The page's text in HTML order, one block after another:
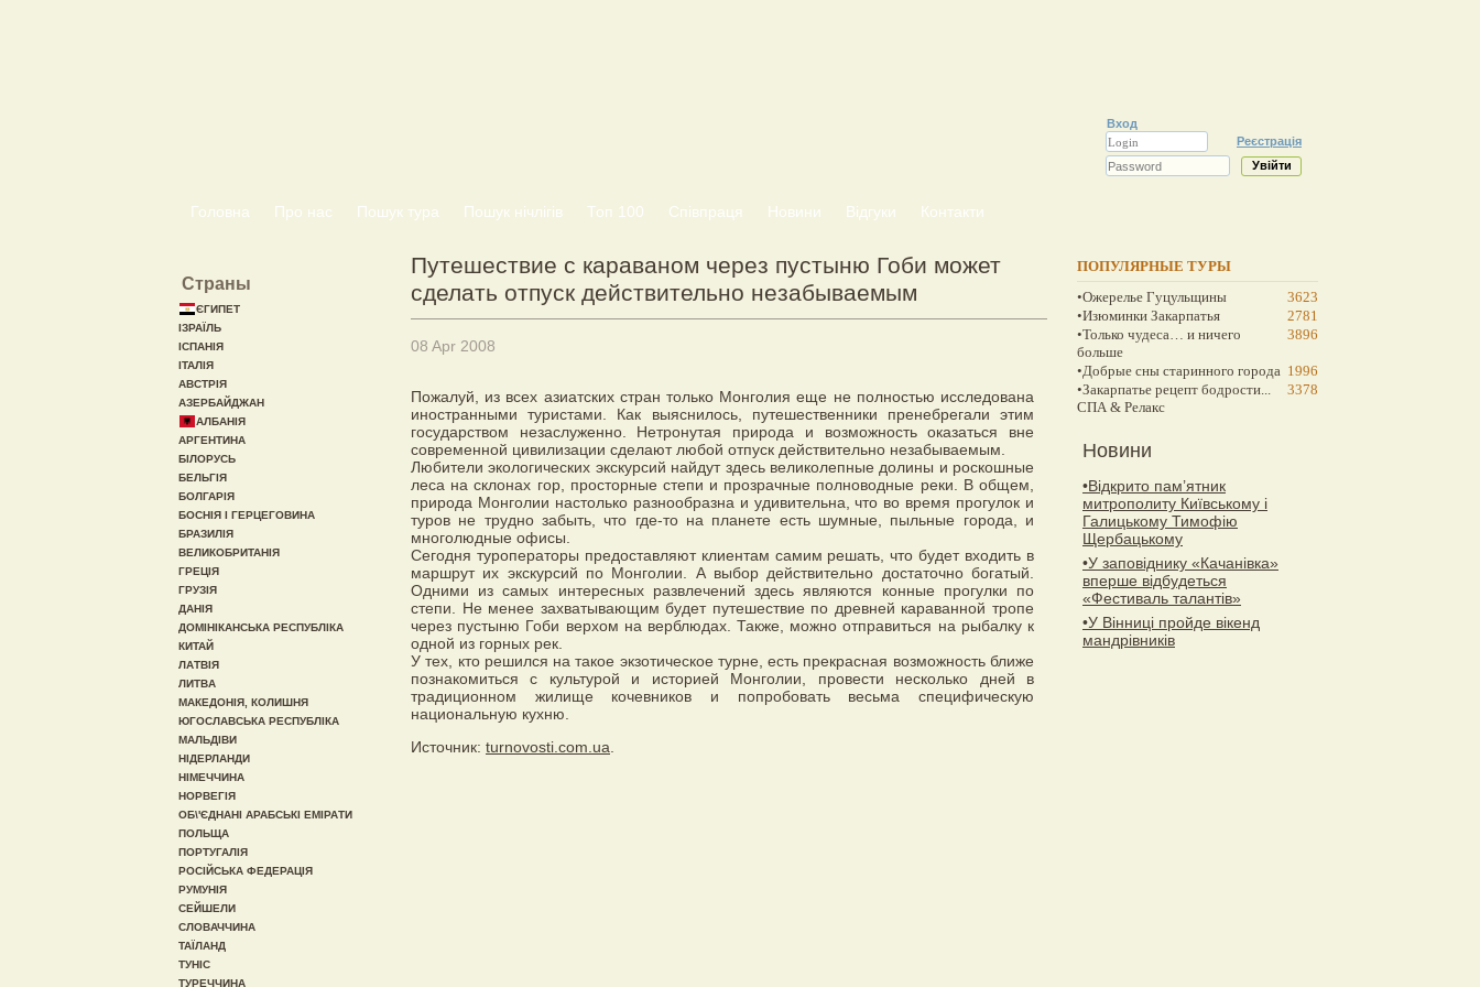
Вход
Реєстрація
Головна Про нас Пошук тура Пошук нічлігів Топ 100 Співпраця Новини Відгуки Контакти
Путешествие с караваном через пустыню Гоби может
сделать отпуск действительно незабываемым
08 Apr 2008
Пожалуй, из всех азиатских стран только Монголия еще не полностью исследована
иностранными туристами. Как выяснилось, путешественники пренебрегали этим
государством незаслуженно. Нетронутая природа и возможность оказаться вне
современной цивилизации сделают любой отпуск действительно незабываемым.
Любители экологических экскурсий найдут здесь великолепные долины и роскошные
леса на склонах гор, просторные степи и прозрачные полноводные реки. В общем,
природа Монголии настолько разнообразна и удивительна, что во время прогулок и
туров не трудно забыть, что где-то на планете есть шумные, пыльные города, и
многолюдные офисы.
Сегодня туроператоры предоставляют клиентам самим решать, что будет входить в
маршрут их экскурсий по Монголии. А выбор действительно достаточно богатый.
Одними из самых интересных развлечений здесь являются конные прогулки по
степи. Не менее захватывающим будет путешествие по древней караванной тропе
через пустыню Гоби верхом на верблюдах. Также, можно отправиться на рыбалку к
одной из горных рек.
У тех, кто решился на такое экзотическое турне, есть прекрасная возможность ближе
познакомиться с культурой и историей Монголии, провести несколько дней в
традиционном жилище кочевников и попробовать весьма специфическую
национальную кухню.
Источник: turnovosti.com.ua
Страны
ЄГИПЕТ
ІЗРАЇЛЬ
ІСПАНІЯ
ІТАЛІЯ
АВСТРІЯ
АЗЕРБАЙДЖАН
АЛБАНІЯ
АРГЕНТИНА
БІЛОРУСЬ
БЕЛЬГІЯ
БОЛГАРІЯ
БОСНІЯ І ГЕРЦЕГОВИНА
БРАЗИЛІЯ
ВЕЛИКОБРИТАНІЯ
ГРЕЦІЯ
ГРУЗІЯ
ДАНІЯ
ДОМІНІКАНСЬКА РЕСПУБЛІКА
КИТАЙ
ЛАТВІЯ
ЛИТВА
МАКЕДОНІЯ, КОЛИШНЯ
ЮГОСЛАВСЬКА РЕСПУБЛІКА
МАЛЬДІВИ
НІДЕРЛАНДИ
НІМЕЧЧИНА
НОРВЕГІЯ
ОБ\'ЄДНАНІ АРАБСЬКІ ЕМІРАТИ
ПОЛЬЩА
ПОРТУГАЛІЯ
РОСІЙСЬКА ФЕДЕРАЦІЯ
РУМУНІЯ
СЕЙШЕЛИ
СЛОВАЧЧИНА
ТАЇЛАНД
ТУНІС
ТУРЕЧЧИНА
ПОПУЛЯРНЫЕ ТУРЫ
•Ожерелье Гуцульщины
3623
•Изюминки Закарпатья
2781
•Только чудеса… и ничего
больше
3896
•Добрые сны старинного города 1996
•Закарпатье рецепт бодрости...
СПА & Релакс
3378
Новини
•Відкрито пам’ятник
митрополиту Київському і
Галицькому Тимофію
Щербацькому
•У заповіднику «Качанівка»
вперше відбудеться
«Фестиваль талантів»
•У Вінниці пройде вікенд
мандрівників